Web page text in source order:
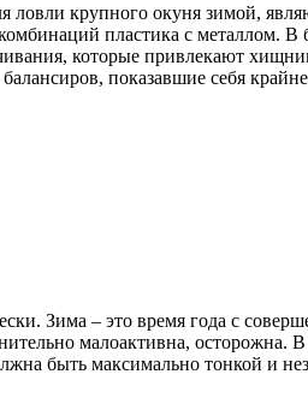
крупного окуня зимой,
пластика с металлом. В
которые привлекают
показавшие себя
Зима – это время года с
малоактивна, осторожна.
быть максимально тонкой и